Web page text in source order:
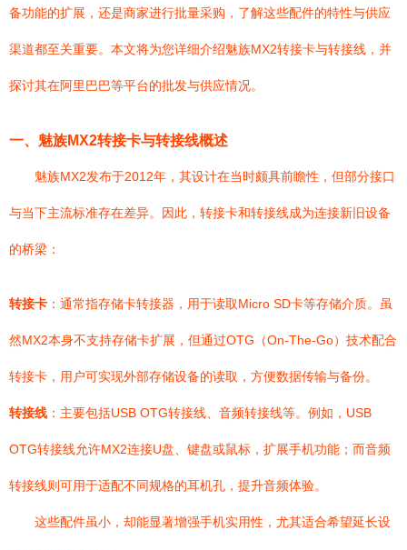
备功能的扩展，还是商家进行批量采购，了解这些配件的特性与供应
渠道都至关重要。本文将为您详细介绍魅族MX2转接卡与转接线，并
探讨其在阿里巴巴等平台的批发与供应情况。
一、魅族MX2转接卡与转接线概述
魅族MX2发布于2012年，其设计在当时颇具前瞻性，但部分接口
与当下主流标准存在差异。因此，转接卡和转接线成为连接新旧设备
的桥梁：
转接卡 ：通常指存储卡转接器，用于读取Micro SD卡等存储介质。虽
然MX2本身不支持存储卡扩展，但通过OTG（On-The-Go）技术配合
转接卡，用户可实现外部存储设备的读取，方便数据传输与备份。
转接线 ：主要包括USB OTG转接线、音频转接线等。例如，USB
OTG转接线允许MX2连接U盘、键盘或鼠标，扩展手机功能；而音频
转接线则可用于适配不同规格的耳机孔，提升音频体验。
这些配件虽小，却能显著增强手机实用性，尤其适合希望延长设